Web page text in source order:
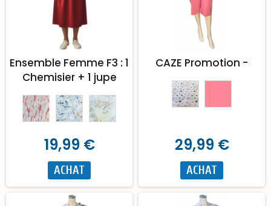
Ensemble Femme F3 : 1
Chemisier + 1 jupe
19,99 €
ACHAT
CAZE Promotion -
29,99 €
ACHAT